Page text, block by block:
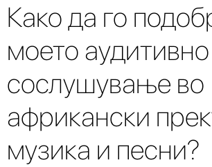
Како да го
моето аудитивно
сослушување во
африкански
музика и песни?